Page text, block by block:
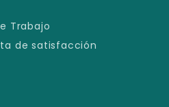
Trabajo
de satisfacción